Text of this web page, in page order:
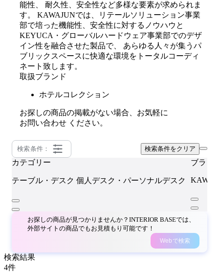
能性、 耐久性、安全性など多様な要素が求められま
す。 KAWAJUNでは、リテールソリューション事業
部で培った機能性、安全性に対するノウハウと
KEYUCA・グローバルハードウェア事業部でのデザ
イン性を融合させた製品で、 あらゆる人々が集うパ
ブリックスペースに快適な環境をトータルコーディ
ネート致します。
取扱ブランド
ホテルコレクション
お探しの商品の掲載がない場合、お気軽に
お問い合わせ ください。
検索条件： 検索条件をクリア
カテゴリー
テーブル・デスク 個人デスク・パーソナルデスク
ブラン
お探しの商品が見つかりませんか？INTERIOR BASEでは、
外部サイトの商品でもお見積もり可能です！
Webで検索
検索結果
4件